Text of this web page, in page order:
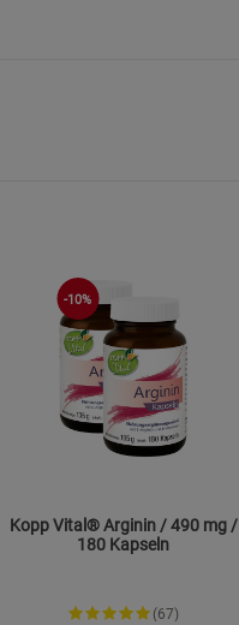
-10%
Kopp Vital® Arginin / 490 mg /
180 Kapseln
(67)